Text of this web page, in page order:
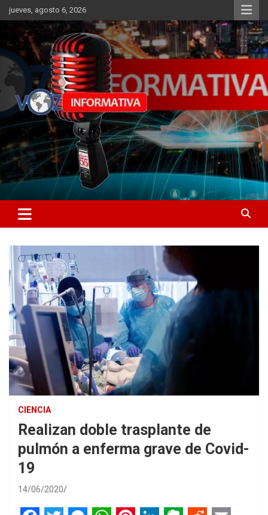
Skip
to
content
jueves, agosto 6, 2026
ncstv.info
Libertad informativa
CIENCIA
Realizan doble trasplante de
pulmón a enferma grave de Covid-
19
14/06/2020